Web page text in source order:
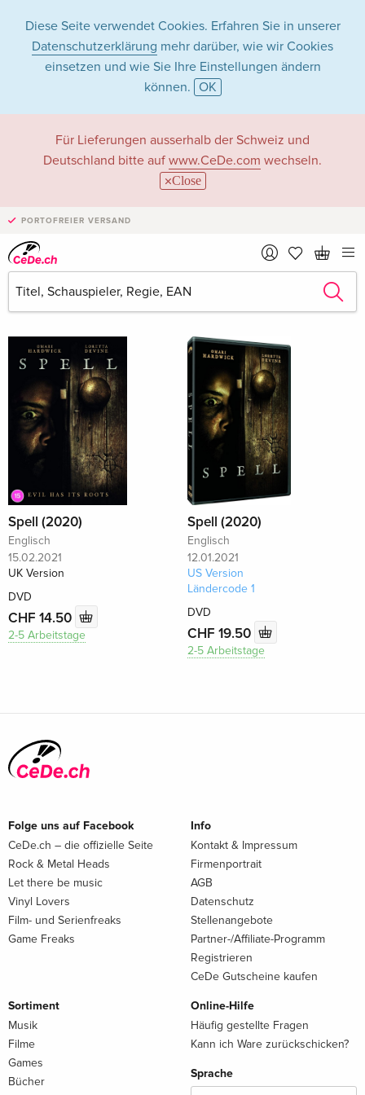
Diese Seite verwendet Cookies. Erfahren Sie in unserer
Datenschutzerklärung mehr darüber, wie wir Cookies
einsetzen und wie Sie Ihre Einstellungen ändern
können. OK
Für Lieferungen ausserhalb der Schweiz und
Deutschland bitte auf www.CeDe.com wechseln.
Close
PORTOFREIER VERSAND
Mark Tonderai in
Filme - Alle Formate
Mark Tonderai als Regisseur/in
Alle 22 Treffer anzeigen
Spell (2020)
Englisch
15.02.2021
UK Version
DVD
CHF 14.50
2-5 Arbeitstage
Spell (2020)
Englisch
12.01.2021
US Version
Ländercode 1
DVD
CHF 19.50
2-5 Arbeitstage
Folge uns auf Facebook
CeDe.ch – die offizielle Seite
Rock & Metal Heads
Let there be music
Vinyl Lovers
Film- und Serienfreaks
Game Freaks
Info
Kontakt & Impressum
Firmenportrait
AGB
Datenschutz
Stellenangebote
Partner-/Affiliate-Programm
Registrieren
CeDe Gutscheine kaufen
Sortiment
Musik
Filme
Games
Bücher
Online-Hilfe
Häufig gestellte Fragen
Kann ich Ware zurückschicken?
Sprache